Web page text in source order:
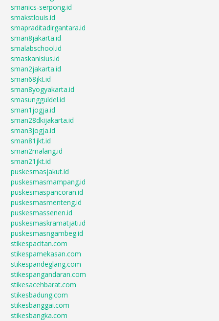
smanics-serpong.id
smakstlouis.id
smapraditadirgantara.id
sman8jakarta.id
smalabschool.id
smaskanisius.id
sman2jakarta.id
sman68jkt.id
sman8yogyakarta.id
smasungguldel.id
sman1jogja.id
sman28dkijakarta.id
sman3jogja.id
sman81jkt.id
sman2malang.id
sman21jkt.id
puskesmasjakut.id
puskesmasmampang.id
puskesmaspancoran.id
puskesmasmenteng.id
puskesmassenen.id
puskesmaskramatjati.id
puskesmasngambeg.id
stikespacitan.com
stikespamekasan.com
stikespandeglang.com
stikespangandaran.com
stikesacehbarat.com
stikesbadung.com
stikesbanggai.com
stikesbangka.com